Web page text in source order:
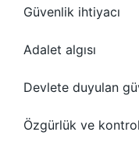
Güvenlik ihtiyacı
Adalet algısı
Devlete duyulan
Özgürlük ve